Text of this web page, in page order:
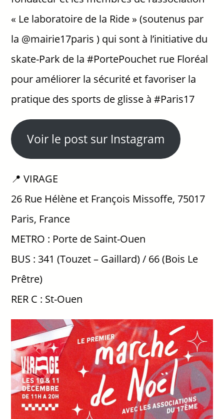
« Le laboratoire de la Ride » (soutenus par
la @mairie17paris ) qui sont à l’initiative du
skate-Park de la #PortePouchet rue Floréal
pour améliorer la sécurité et favoriser la
pratique des sports de glisse à #Paris17
Voir le post sur Instagram
📍 VIRAGE
26 Rue Hélène et François Missoffe, 75017
Paris, France
METRO : Porte de Saint-Ouen
BUS : 341 (Touzet – Gaillard) / 66 (Bois Le
Prêtre)
RER C : St-Ouen